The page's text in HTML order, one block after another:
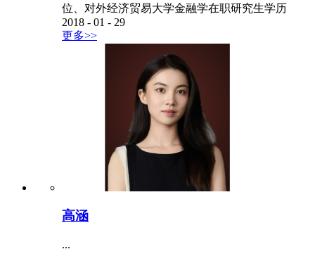
位、对外经济贸易大学金融学在职研究生学历
2018 - 01 - 29
更多>>
高涵
...